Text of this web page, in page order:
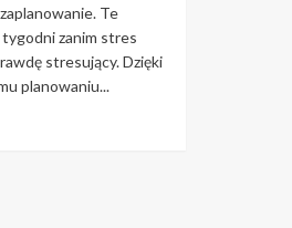
Te
zanim stres
stresujący. Dzięki
planowaniu...